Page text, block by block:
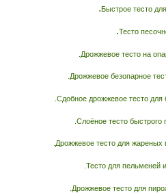
. Быстрое тесто
.Тесто
.Дрожжевое тесто на
.Дрожжевое безопарное
.Сдобное дрожжевое тесто для
.Слоёное тесто быстрого
.Дрожжевое тесто для
.Тесто для пельменей
.Дрожжевое тесто для